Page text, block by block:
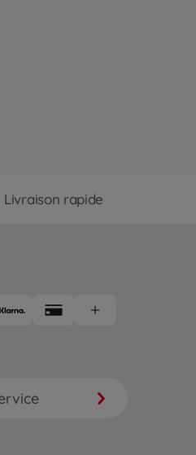
Livraison rapide